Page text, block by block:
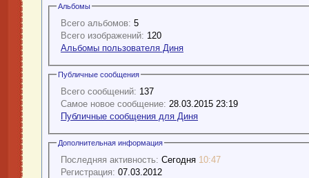
Альбомы
Всего альбомов: 5
Всего изображений: 120
Альбомы пользователя Диня
Публичные сообщения
Всего сообщений: 137
Самое новое сообщение: 28.03.2015 23:19
Публичные сообщения для Диня
Дополнительная информация
Последняя активность: Сегодня 10:47
Регистрация: 07.03.2012